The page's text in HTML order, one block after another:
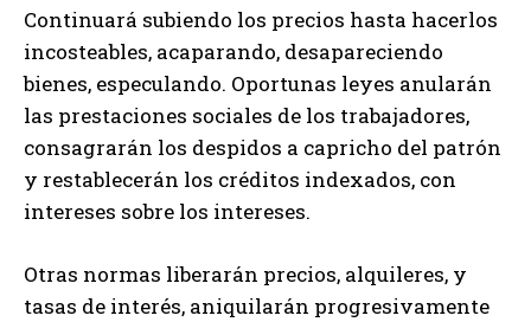
Continuará subiendo los precios hasta hacerlos
incosteables, acaparando, desapareciendo
bienes, especulando. Oportunas leyes anularán
las prestaciones sociales de los trabajadores,
consagrarán los despidos a capricho del patrón
y restablecerán los créditos indexados, con
intereses sobre los intereses.
Otras normas liberarán precios, alquileres, y
tasas de interés, aniquilarán progresivamente